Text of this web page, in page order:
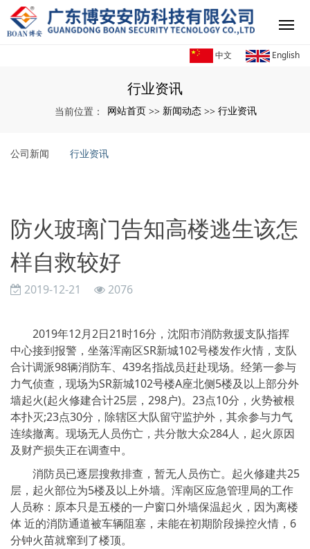
中文 English
行业资讯
当前位置： 网站首页 >> 新闻动态 >> 行业资讯
公司新闻 行业资讯
防火玻璃门告知高楼逃生该怎
样自救较好
2019-12-21 2076
2019年12月2日21时16分，沈阳市消防救援支队指挥
中心接到报警，坐落浑南区SR新城102号楼发作火情，支队
合计调派98辆消防车、439名指战员赶赴现场。经第一参与
力气侦查，现场为SR新城102号楼A座北侧5楼及以上部分外
墙起火(起火修建合计25层，298户)。23点10分，火势被根
本扑灭;23点30分，除辖区大队留守监护外，其余参与力气
连续撤离。现场无人员伤亡，共分散大众284人，起火原因
及财产损失正在调查中。
消防员已逐层搜救排查，暂无人员伤亡。起火修建共25
层，起火部位为5楼及以上外墙。浑南区应急管理局的工作
人员称：原本只是五楼的一户窗口外墙保温起火，因为离楼
体 近的消防通道被车辆阻塞，未能在初期阶段操控火情，6
分钟火苗就窜到了楼顶。